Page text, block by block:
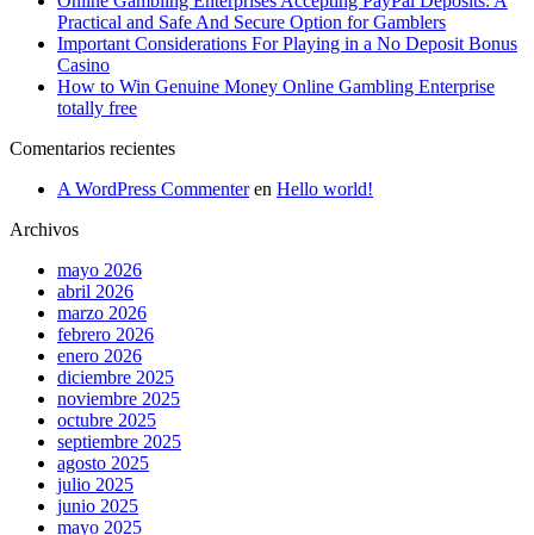
Practical and Safe And Secure Option for Gamblers
Important Considerations For Playing in a No Deposit Bonus
Casino
How to Win Genuine Money Online Gambling Enterprise
totally free
Comentarios recientes
A WordPress Commenteren Hello world!
Archivos
mayo 2026
abril 2026
marzo 2026
febrero 2026
enero 2026
diciembre 2025
noviembre 2025
octubre 2025
septiembre 2025
agosto 2025
julio 2025
junio 2025
mayo 2025